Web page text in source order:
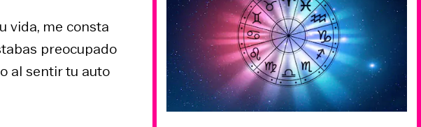
vida, me consta
preocupado
al sentir tu auto